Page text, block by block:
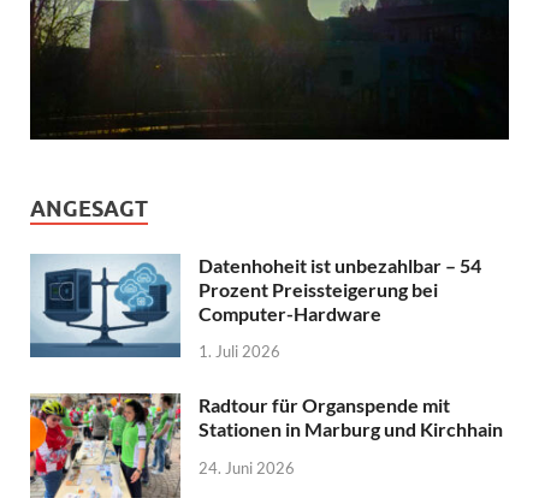
ANGESAGT
Datenhoheit ist unbezahlbar – 54
Prozent Preissteigerung bei
Computer-Hardware
1. Juli 2026
Radtour für Organspende mit
Stationen in Marburg und Kirchhain
24. Juni 2026